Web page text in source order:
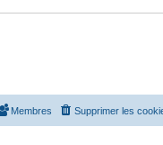
Supprimer les
Membres